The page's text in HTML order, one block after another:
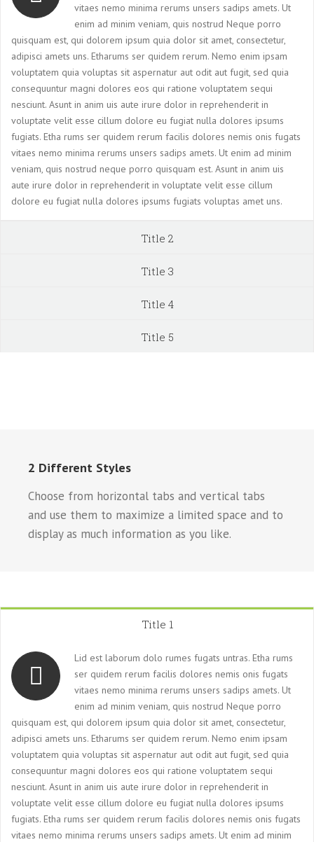
vitaes nemo minima rerums unsers sadips amets. Ut
enim ad minim veniam, quis nostrud Neque porro
quisquam est, qui dolorem ipsum quia dolor sit amet, consectetur,
adipisci amets uns. Etharums ser quidem rerum. Nemo enim ipsam
voluptatem quia voluptas sit aspernatur aut odit aut fugit, sed quia
consequuntur magni dolores eos qui ratione voluptatem sequi
nesciunt. Asunt in anim uis aute irure dolor in reprehenderit in
voluptate velit esse cillum dolore eu fugiat nulla dolores ipsums
fugiats. Etha rums ser quidem rerum facilis dolores nemis onis fugats
vitaes nemo minima rerums unsers sadips amets. Ut enim ad minim
veniam, quis nostrud neque porro quisquam est. Asunt in anim uis
aute irure dolor in reprehenderit in voluptate velit esse cillum
dolore eu fugiat nulla dolores ipsums fugiats voluptas amet uns.
Title 2
Title 3
Title 4
Title 5
2 Different Styles
Choose from horizontal tabs and vertical tabs
and use them to maximize a limited space and to
display as much information as you like.
Title 1
Lid est laborum dolo rumes fugats untras. Etha rums
ser quidem rerum facilis dolores nemis onis fugats
vitaes nemo minima rerums unsers sadips amets. Ut
enim ad minim veniam, quis nostrud Neque porro
quisquam est, qui dolorem ipsum quia dolor sit amet, consectetur,
adipisci amets uns. Etharums ser quidem rerum. Nemo enim ipsam
voluptatem quia voluptas sit aspernatur aut odit aut fugit, sed quia
consequuntur magni dolores eos qui ratione voluptatem sequi
nesciunt. Asunt in anim uis aute irure dolor in reprehenderit in
voluptate velit esse cillum dolore eu fugiat nulla dolores ipsums
fugiats. Etha rums ser quidem rerum facilis dolores nemis onis fugats
vitaes nemo minima rerums unsers sadips amets. Ut enim ad minim